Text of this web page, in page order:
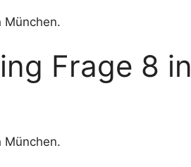
München.
Frage 8 in
München.